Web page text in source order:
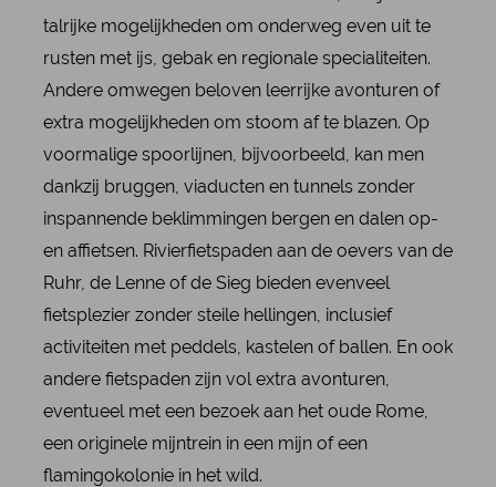
talrijke mogelijkheden om onderweg even uit te
rusten met ijs, gebak en regionale specialiteiten.
Andere omwegen beloven leerrijke avonturen of
extra mogelijkheden om stoom af te blazen. Op
voormalige spoorlijnen, bijvoorbeeld, kan men
dankzij bruggen, viaducten en tunnels zonder
inspannende beklimmingen bergen en dalen op-
en affietsen. Rivierfietspaden aan de oevers van de
Ruhr, de Lenne of de Sieg bieden evenveel
fietsplezier zonder steile hellingen, inclusief
activiteiten met peddels, kastelen of ballen. En ook
andere fietspaden zijn vol extra avonturen,
eventueel met een bezoek aan het oude Rome,
een originele mijntrein in een mijn of een
flamingokolonie in het wild.